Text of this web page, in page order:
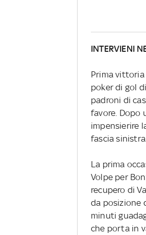
INTERVIENI
Prima
poker di gol
padroni di
favore. Dopo
impensierire
fascia sinistra.
La prima
Volpe per
recupero di
da posizione
minuti
che porta in